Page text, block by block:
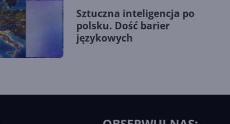
Sztuczna inteligencja po
polsku. Dość barier
językowych